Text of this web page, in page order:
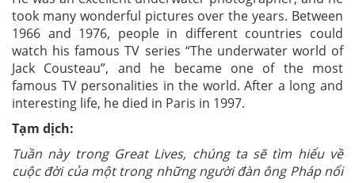
took many wonderful pictures over the years. Between
1966 and 1976, people in different countries could
watch his famous TV series “The underwater world of
Jack Cousteau”, and he became one of the most
famous TV personalities in the world. After a long and
interesting life, he died in Paris in 1997.
Tạm dịch:
Tuần này trong Great Lives, chúng ta sẽ tìm hiểu về
cuộc đời của một trong những người đàn ông Pháp nổi